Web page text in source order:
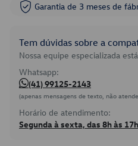
Garantia de 3 meses de
Tem dúvidas sobre a
Nossa equipe especializada
Whatsapp:
(41) 99125-2143
(apenas mensagens de texto, não
Horário de atendimento:
Segunda à sexta, das 8h às